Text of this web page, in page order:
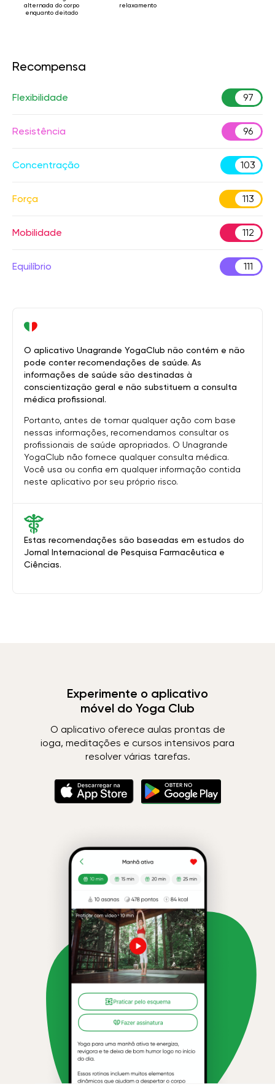
alternada do corpo
enquanto deitado
relaxamento
Recompensa
Flexibilidade 97
Resistência 96
Concentração 103
Força 113
Mobilidade 112
Equilíbrio 111
Estas recomendações são baseadas em estudos do
Jornal Internacional de Pesquisa Farmacêutica e
Ciências.
O aplicativo Unagrande YogaClub não contém e não
pode conter recomendações de saúde. As
informações de saúde são destinadas à
conscientização geral e não substituem a consulta
médica profissional.
Portanto, antes de tomar qualquer ação com base
nessas informações, recomendamos consultar os
profissionais de saúde apropriados. O Unagrande
YogaClub não fornece qualquer consulta médica.
Você usa ou confia em qualquer informação contida
neste aplicativo por seu próprio risco.
Experimente o aplicativo
móvel do Yoga Club
O aplicativo oferece aulas prontas de
ioga, meditações e cursos intensivos para
resolver várias tarefas.